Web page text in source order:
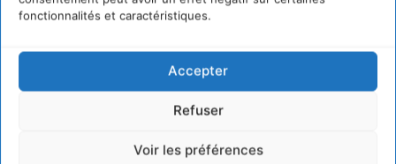
fonctionnalités et caractéristiques.
Accepter
Refuser
Voir les préférences
30 juillet 2026
développement des forêts comestibles dans nos
29 juillet 2026
L’éco-anxiété informe et l’éco-lucidité transforme